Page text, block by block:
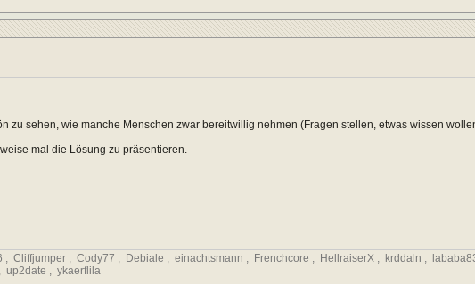
zu sehen, wie manche Menschen zwar bereitwillig nehmen (Fragen stellen, etwas wissen
mal die Lösung zu präsentieren.
, Cliffjumper , Cody77 , Debiale , einachtsmann , Frenchcore , HellraiserX , krddaln ,
, up2date , ykaerflila